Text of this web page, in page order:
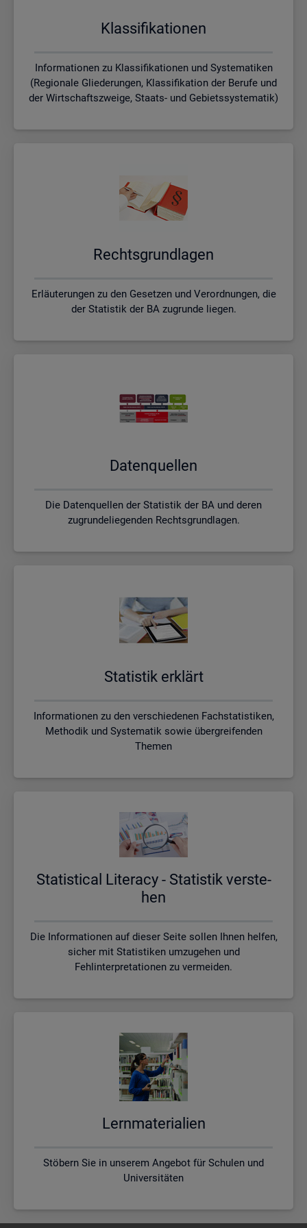
Klas­si­fi­ka­tio­nen
Informationen zu Klassifikationen und Systematiken
(Regionale Gliederungen, Klassifikation der Berufe und
der Wirtschaftszweige, Staats- und Gebietssystematik)
Rechts­grund­la­gen
Erläuterungen zu den Gesetzen und Verordnungen, die
der Statistik der BA zugrunde liegen.
Da­ten­quel­len
Die Datenquellen der Statistik der BA und deren
zugrundeliegenden Rechtsgrundlagen.
Sta­tis­tik er­klärt
Informationen zu den verschiedenen Fachstatistiken,
Methodik und Systematik sowie übergreifenden
Themen
Sta­ti­s­ti­cal Li­te­r­acy - Sta­tis­tik ver­ste­
hen
Die Informationen auf dieser Seite sollen Ihnen helfen,
sicher mit Statistiken umzugehen und
Fehlinterpretationen zu vermeiden.
Lern­ma­te­ria­li­en
Stöbern Sie in unserem Angebot für Schulen und
Universitäten